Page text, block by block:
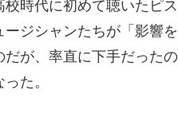
校時代に初めて聴いたピ
ージシャンたちが「影響
だが、率直に下手だった
った。